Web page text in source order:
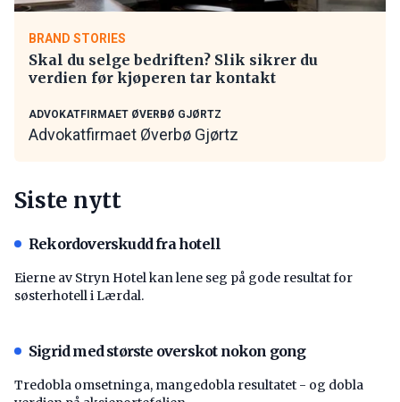
BRAND STORIES
Skal du selge bedriften? Slik sikrer du
verdien før kjøperen tar kontakt
ADVOKATFIRMAET ØVERBØ GJØRTZ
Advokatfirmaet Øverbø Gjørtz
Siste nytt
Rekordoverskudd fra hotell
Eierne av Stryn Hotel kan lene seg på gode resultat for
søsterhotell i Lærdal.
Sigrid med største overskot nokon gong
Tredobla omsetninga, mangedobla resultatet - og dobla